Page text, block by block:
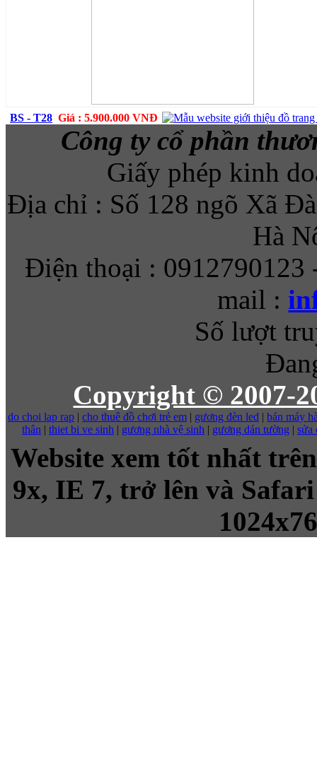
BS - T28 Giá : 5.900.000 VNĐ
Công ty cổ phần
Giấy phép kinh
Địa chỉ : Số 128 ngõ Xã
Hà
Điện thoại : 0912790123
mail :
Số lượt
Copyright © 2007-
do choi lap rap | cho thuê đồ chơi trẻ em | gương đèn led | bán máy
thân | thiet bi ve sinh | gương nhà vệ sinh | gương dán tường | sửa
Website xem tốt nhất
9x, IE 7, trở lên và